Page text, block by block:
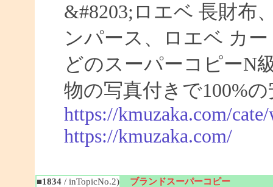
&#8203;ロエベ 長財布
ンパース、ロエベ カ
どのスーパーコピーN
物の写真付きで100%
https://kmuzaka.com/
https://kmuzaka.com/
■1834/ inTopicNo.2) ブランドスーパーコピー